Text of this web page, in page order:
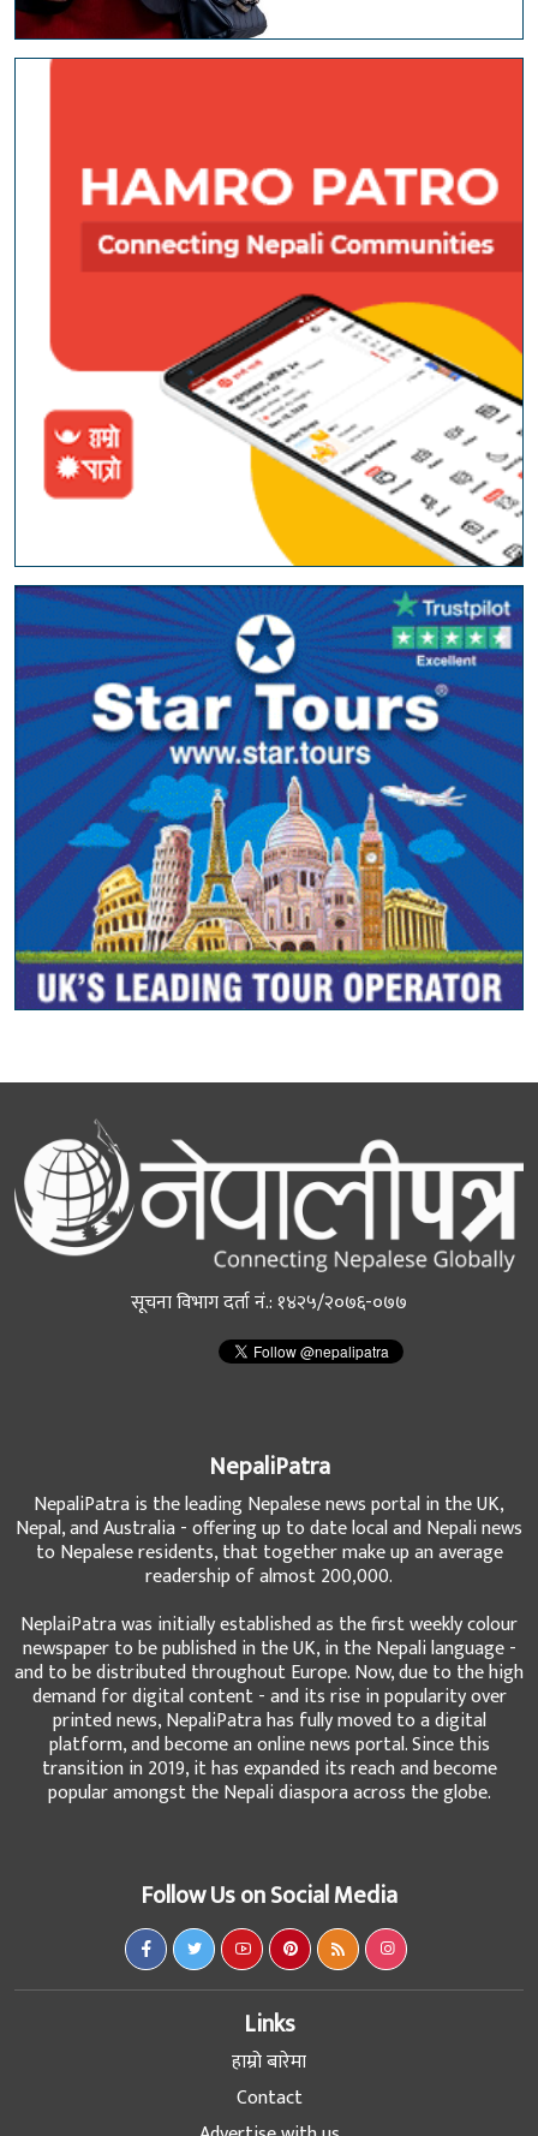
सूचना विभाग दर्ता नं.: १४२५/२०७६-०७७
NepaliPatra
NepaliPatra is the leading Nepalese news portal in the UK,
Nepal, and Australia - offering up to date local and Nepali news
to Nepalese residents, that together make up an average
readership of almost 200,000.
NeplaiPatra was initially established as the first weekly colour
newspaper to be published in the UK, in the Nepali language -
and to be distributed throughout Europe. Now, due to the high
demand for digital content - and its rise in popularity over
printed news, NepaliPatra has fully moved to a digital
platform, and become an online news portal. Since this
transition in 2019, it has expanded its reach and become
popular amongst the Nepali diaspora across the globe.
Follow Us on Social Media
Links
हाम्रो बारेमा
Contact